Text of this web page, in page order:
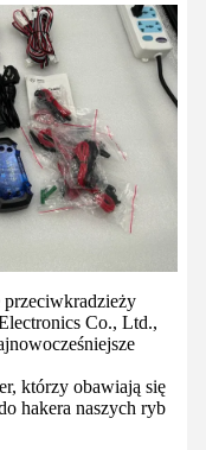
przeciwkradzieży
Co., Ltd.,
którzy obawiają się
hakera naszych ryb